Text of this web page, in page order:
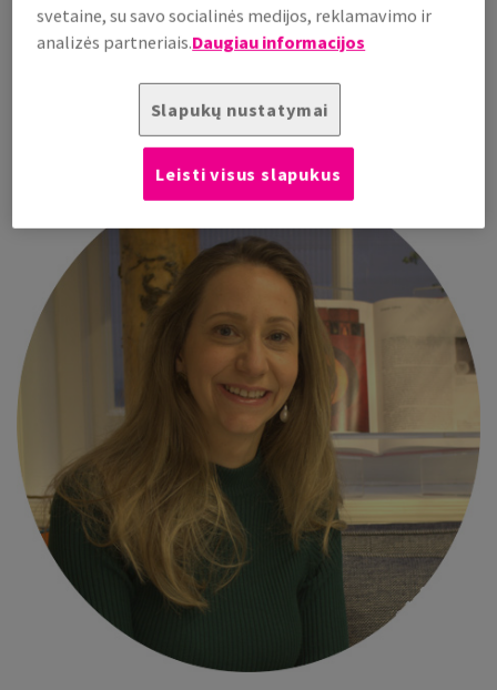
Raquel jau 15 metų dirba „Mount Street Printers“ pardavimų
vadove Londone. Ši įmonė gamina tik prabangius spaudos
gaminius ir puošnias užrašų knygas.
svetaine, su savo socialinės medijos, reklamavimo ir
analizės partneriais.Daugiau informacijos
Slapukų nustatymai
Leisti visus slapukus